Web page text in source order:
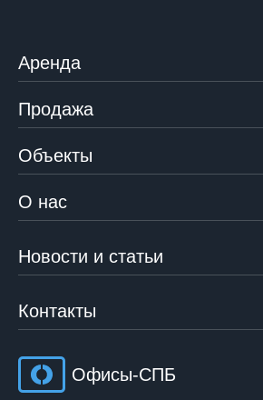
Аренда
Продажа
Объекты
О нас
Новости и статьи
Контакты
Офисы-СПБ